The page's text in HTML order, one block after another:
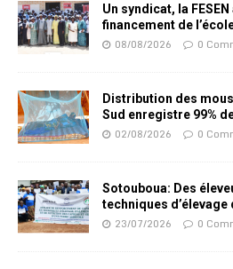
Un syndicat, la
financement de
08/08/2026 0
Distribution des
Sud enregistre 99%
02/08/2026 0
Sotouboua: Des
techniques d’élevage
23/07/2026 0